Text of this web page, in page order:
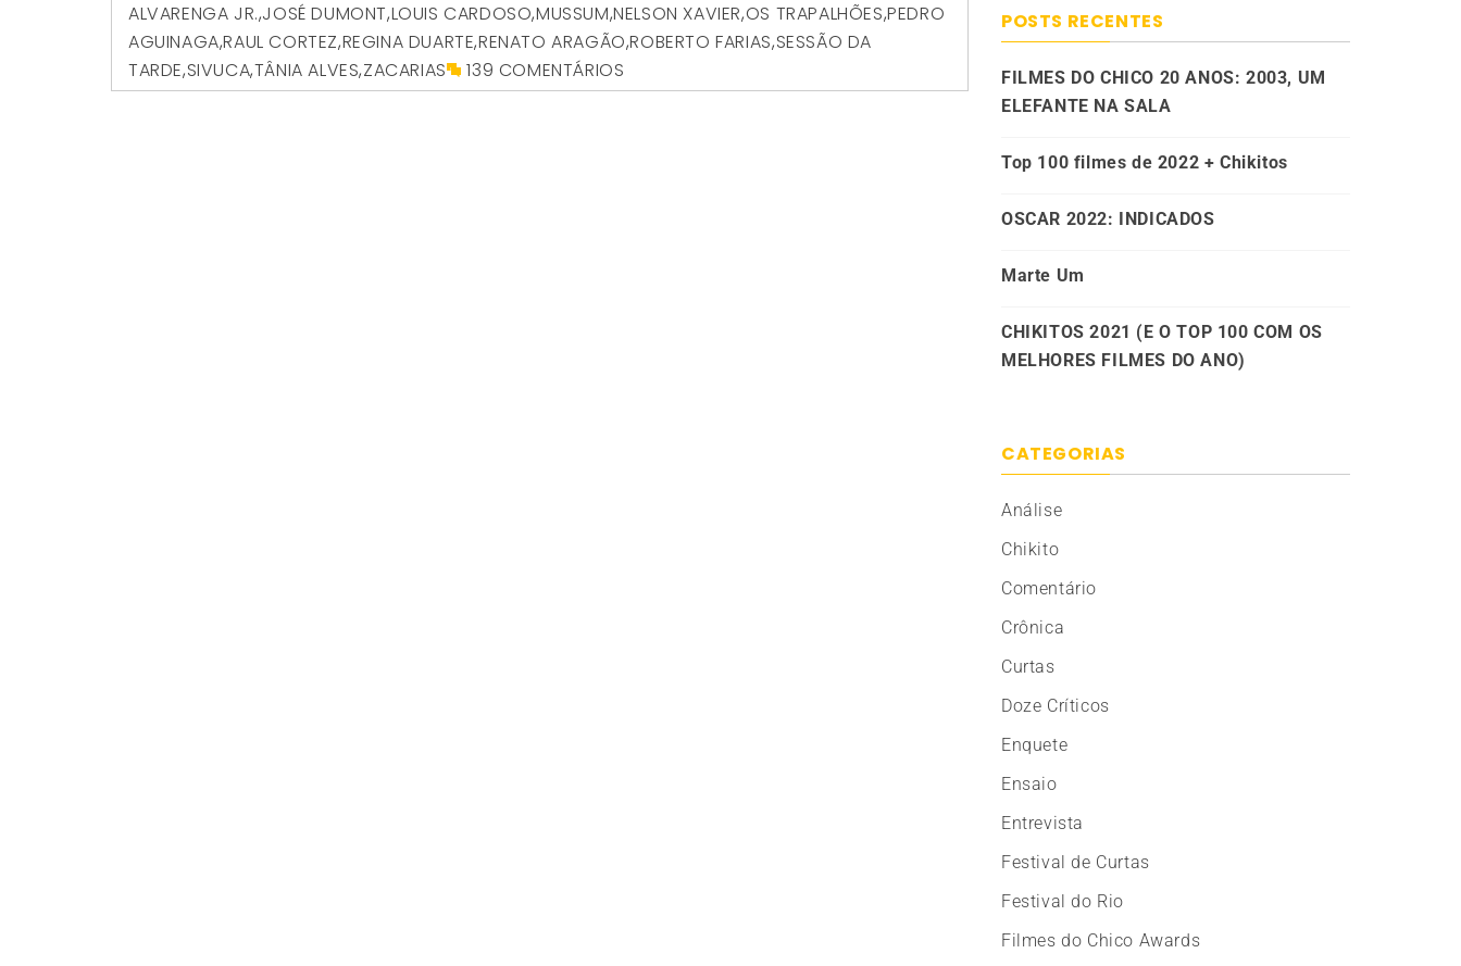
ALVARENGA JR.,JOSÉ DUMONT,LOUIS CARDOSO,MUSSUM,NELSON XAVIER,OS TRAPALHÕES,PEDRO
AGUINAGA,RAUL CORTEZ,REGINA DUARTE,RENATO ARAGÃO,ROBERTO FARIAS,SESSÃO DA
TARDE,SIVUCA,TÂNIA ALVES,ZACARIAS 139 COMENTÁRIOS
POSTS RECENTES
FILMES DO CHICO 20 ANOS: 2003, UM
ELEFANTE NA SALA
Top 100 filmes de 2022 + Chikitos
OSCAR 2022: INDICADOS
Marte Um
CHIKITOS 2021 (E O TOP 100 COM OS
MELHORES FILMES DO ANO)
CATEGORIAS
Análise
Chikito
Comentário
Crônica
Curtas
Doze Críticos
Enquete
Ensaio
Entrevista
Festival de Curtas
Festival do Rio
Filmes do Chico Awards